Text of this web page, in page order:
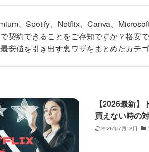
、Spotify、Netflix、Canva、
契約できることをご存知ですか？格安
安値を引き出す裏ワザをまとめたカテゴ
【2026最新
買えない時の
2026年7月12日